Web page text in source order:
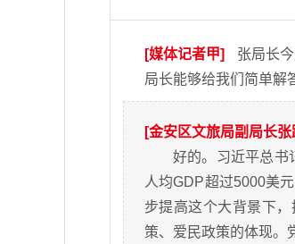
[媒体记者甲]
张局长
局长能够给我们简单解
[金安区文旅局副局长张
好的。习近平总书
人均GDP超过5000美
步提高这个大背景下
策、爱民政策的体现。